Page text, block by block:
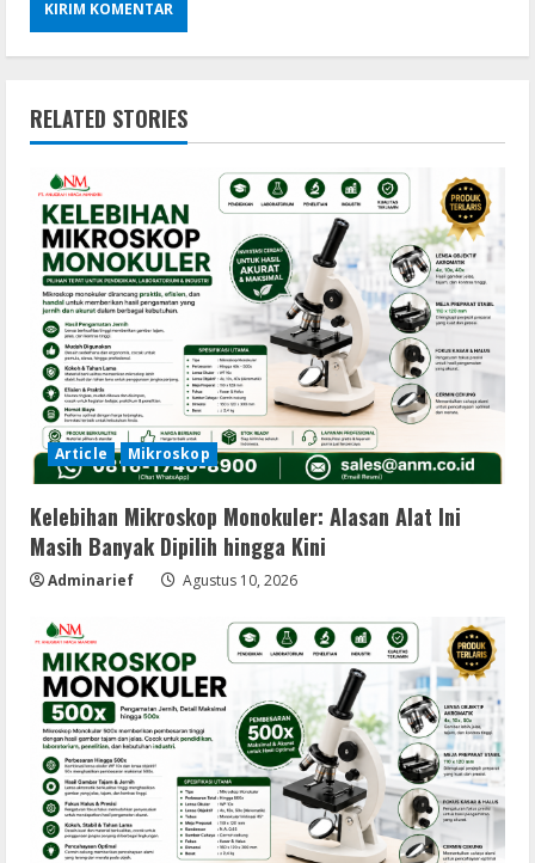
RELATED STORIES
Article Mikroskop
Kelebihan Mikroskop Monokuler: Alasan Alat Ini
Masih Banyak Dipilih hingga Kini
Adminarief Agustus 10, 2026